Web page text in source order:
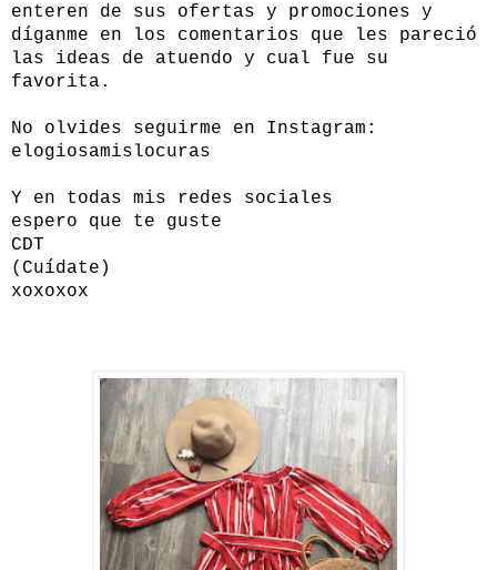
enteren de sus ofertas y promociones y
díganme en los comentarios que les pareció
las ideas de atuendo y cual fue su
favorita.
No olvides seguirme en Instagram:
elogiosamislocuras
Y en todas mis redes sociales
espero que te guste
CDT
(Cuídate)
xoxoxox